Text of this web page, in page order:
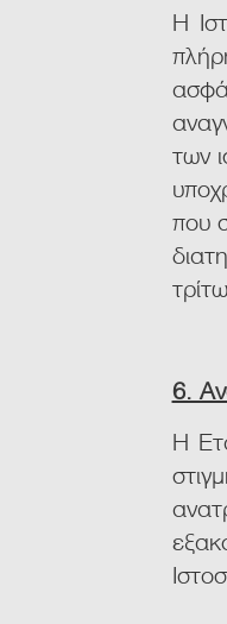
Η
των
που
6.
Η